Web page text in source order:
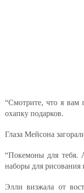
“Смотрите, что я вам
охапку подарков.
Глаза Мейсона
“Покемоны для
наборы для рисования
Элли визжала от